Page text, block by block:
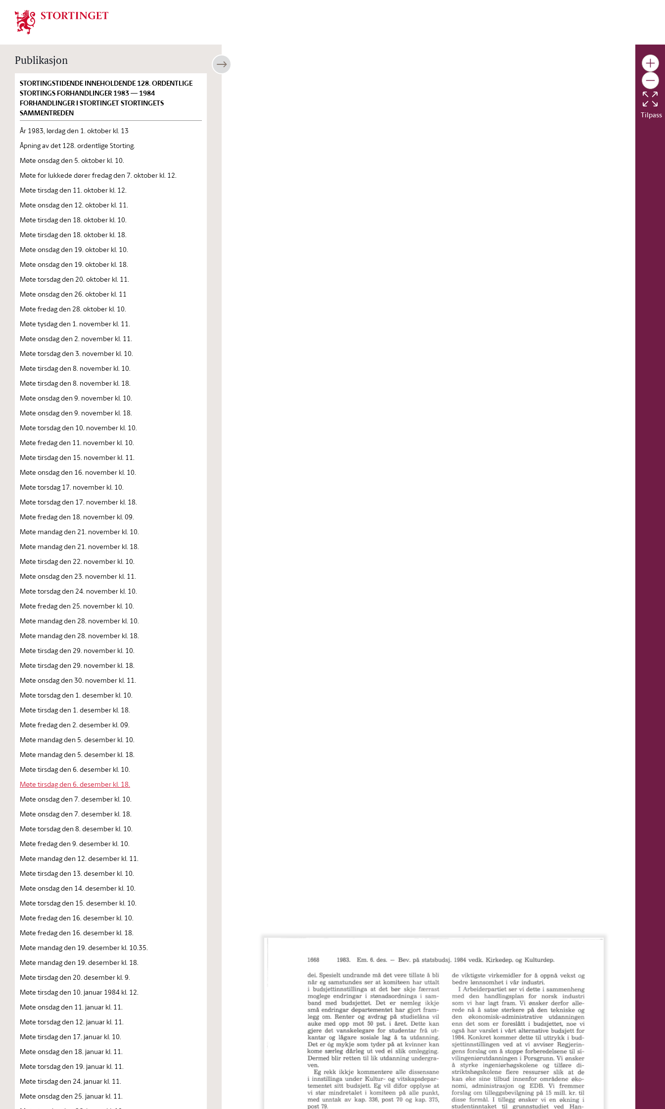
Stortinget.no
Publikasjon
STORTINGSTIDENDE INNEHOLDENDE 128. ORDENTLIGE
STORTINGS FORHANDLINGER 1983 — 1984
FORHANDLINGER I STORTINGET STORTINGETS
SAMMENTREDEN
År 1983, lørdag den 1. oktober kl. 13
Åpning av det 128. ordentlige Storting.
Møte onsdag den 5. oktober kl. 10.
Møte for lukkede dører fredag den 7. oktober kl. 12.
Møte tirsdag den 11. oktober kl. 12.
Møte onsdag den 12. oktober kl. 11.
Møte tirsdag den 18. oktober kl. 10.
Møte tirsdag den 18. oktober kl. 18.
Møte onsdag den 19. oktober kl. 10.
Møte onsdag den 19. oktober kl. 18.
Møte torsdag den 20. oktober kl. 11.
Møte onsdag den 26. oktober kl. 11
Møte fredag den 28. oktober kl. 10.
Møte tysdag den 1. november kl. 11.
Møte onsdag den 2. november kl. 11.
Møte torsdag den 3. november kl. 10.
Møte tirsdag den 8. november kl. 10.
Møte tirsdag den 8. november kl. 18.
Møte onsdag den 9. november kl. 10.
Møte onsdag den 9. november kl. 18.
Møte torsdag den 10. november kl. 10.
Møte fredag den 11. november kl. 10.
Møte tirsdag den 15. november kl. 11.
Møte onsdag den 16. november kl. 10.
Møte torsdag 17. november kl. 10.
Møte torsdag den 17. november kl. 18.
Møte fredag den 18. november kl. 09.
Møte mandag den 21. november kl. 10.
Møte mandag den 21. november kl. 18.
Møte tirsdag den 22. november kl. 10.
Møte onsdag den 23. november kl. 11.
Møte torsdag den 24. november kl. 10.
Møte fredag den 25. november kl. 10.
Møte mandag den 28. november kl. 10.
Møte mandag den 28. november kl. 18.
Møte tirsdag den 29. november kl. 10.
Møte tirsdag den 29. november kl. 18.
Møte onsdag den 30. november kl. 11.
Møte torsdag den 1. desember kl. 10.
Møte tirsdag den 1. desember kl. 18.
Møte fredag den 2. desember kl. 09.
Møte mandag den 5. desember kl. 10.
Møte mandag den 5. desember kl. 18.
Møte tirsdag den 6. desember kl. 10.
Møte tirsdag den 6. desember kl. 18.
Møte onsdag den 7. desember kl. 10.
Møte onsdag den 7. desember kl. 18.
Møte torsdag den 8. desember kl. 10.
Møte fredag den 9. desember kl. 10.
Møte mandag den 12. desember kl. 11.
Møte tirsdag den 13. desember kl. 10.
Møte onsdag den 14. desember kl. 10.
Møte torsdag den 15. desember kl. 10.
Møte fredag den 16. desember kl. 10.
Møte fredag den 16. desember kl. 18.
Møte mandag den 19. desember kl. 10.35.
Møte mandag den 19. desember kl. 18.
Møte tirsdag den 20. desember kl. 9.
Møte tirsdag den 10. januar 1984 kl. 12.
Møte onsdag den 11. januar kl. 11.
Møte torsdag den 12. januar kl. 11.
Møte tirsdag den 17. januar kl. 10.
Møte onsdag den 18. januar kl. 11.
Møte torsdag den 19. januar kl. 11.
Møte tirsdag den 24. januar kl. 11.
Møte onsdag den 25. januar kl. 11.